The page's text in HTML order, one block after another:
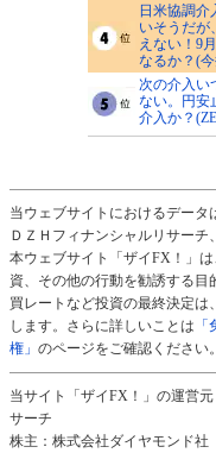
日米協調介
いそうだが
えない！9
なるか？(
次の介入い
ない。円安
介入か？
当ウェブサイトにおけるデータ
ＤＺＨフィナンシャルリサーチ
本ウェブサイト「ザイFX！」
資、その他の行動を勧誘する
買レートなど投資の最終決定
します。さらに詳しいことは
権」 のページをご確認ください。
当サイト「ザイFX！」の運営
サーチ
株主：株式会社ダイヤモンド社